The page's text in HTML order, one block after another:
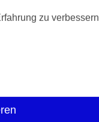
In den Warenkorb
zu verbessern.